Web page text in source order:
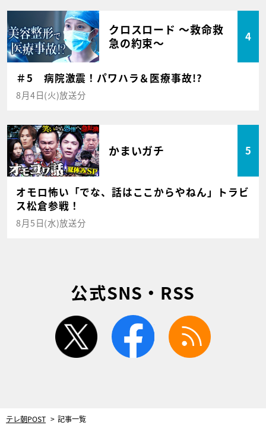
クロスロード ～救命救
急の約束～
4
＃5 病院激震！パワハラ＆医療事故!?
8月4日(火)放送分
かまいガチ 5
オモロ怖い「でな、話はここからやねん」トラビ
ス松倉参戦！
8月5日(水)放送分
公式SNS・RSS
twitter facebook
テレ朝POST 記事一覧